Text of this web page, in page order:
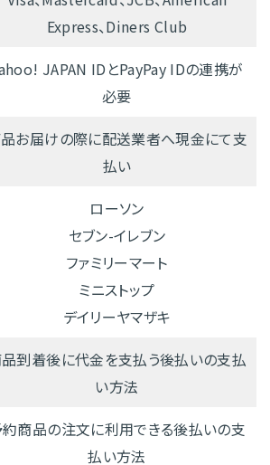
Express、Diners Club
JAPAN IDとPayPay IDの連携が
必要
お届けの際に配送業者へ現金にて支
払い
ローソン
セブン-イレブン
ファミリーマート
ミニストップ
デイリーヤマザキ
到着後に代金を支払う後払いの支払
い方法
商品の注文に利用できる後払いの支
払い方法